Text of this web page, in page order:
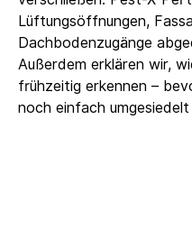
Lüftungsöffnungen,
Dachbodenzugänge
Außerdem erklären wir,
frühzeitig erkennen –
noch einfach